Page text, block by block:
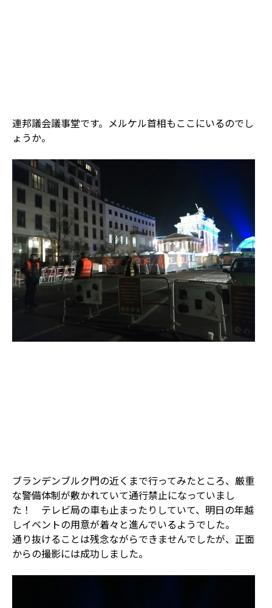
連邦議会議事堂です。メルケル首相もここにいるのでし
ょうか。
ブランデンブルク門の近くまで行ってみたところ、厳重
な警備体制が敷かれていて通行禁止になっていまし
た！ テレビ局の車も止まったりしていて、明日の年越
しイベントの用意が着々と進んでいるようでした。
通り抜けることは残念ながらできませんでしたが、正面
からの撮影には成功しました。